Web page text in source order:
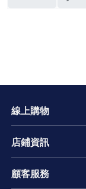
線上購物
店鋪資訊
顧客服務